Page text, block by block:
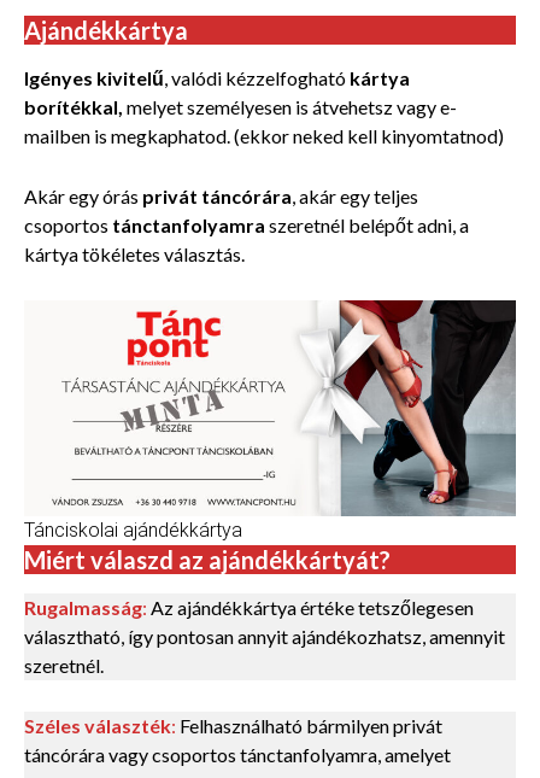
Ajándékkártya
Igényes kivitelű , valódi kézzelfogható kártya
borítékkal, melyet személyesen is átvehetsz vagy e-
mailben is megkaphatod. (ekkor neked kell kinyomtatnod)
Akáregy órás privát táncórára akár egy teljes
csoportos tánctanfolyamra szeretnél belépőt adni, a
kártya tökéletes választás.
Tánciskolai ajándékkártya
Miért válaszd az ajándékkártyát?
Rugalmasság: Az ajándékkártya értéke tetszőlegesen
választható, így pontosan annyit ajándékozhatsz, amennyit
szeretnél.
Széles választék: Felhasználható bármilyen privát
táncórára vagy csoportos tánctanfolyamra, amelyet